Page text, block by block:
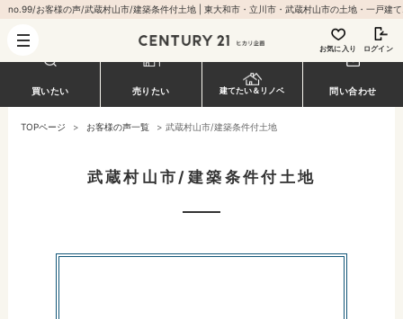
お気に入り ログイン
買いたい 売りたい 建てたい＆リノベ 問い合わせ
TOPページ > お客様の声一覧 > 武蔵村山市/建築条件付土地
武蔵村山市/建築条件付土地